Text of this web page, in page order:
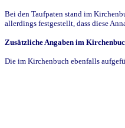
Bei den Taufpaten stand im
allerdings festgestellt, dass diese
Zusätzliche Angaben im
Die im Kirchenbuch ebenfalls